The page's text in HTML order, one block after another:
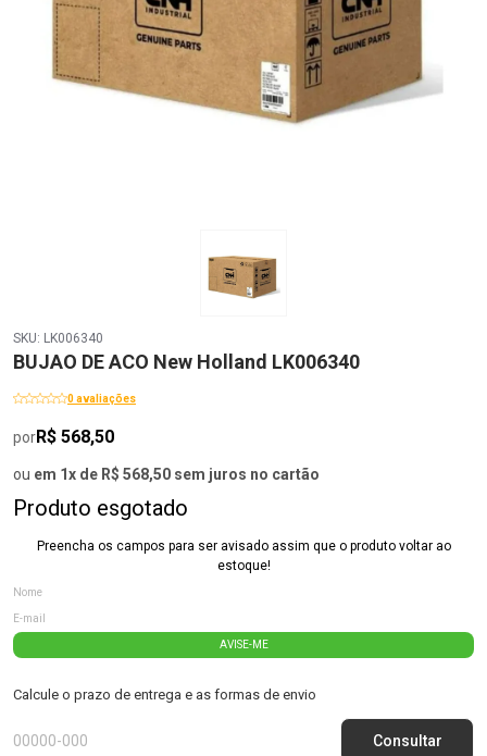
SKU: LK006340
BUJAO DE ACO New Holland LK006340
0 avaliações
porR$ 568,50
ou em 1x de R$ 568,50 sem juros no cartão
Produto esgotado
Preencha os campos para ser avisado assim que o produto voltar ao
estoque!
AVISE-ME
Calcule o prazo de entrega e as formas de envio